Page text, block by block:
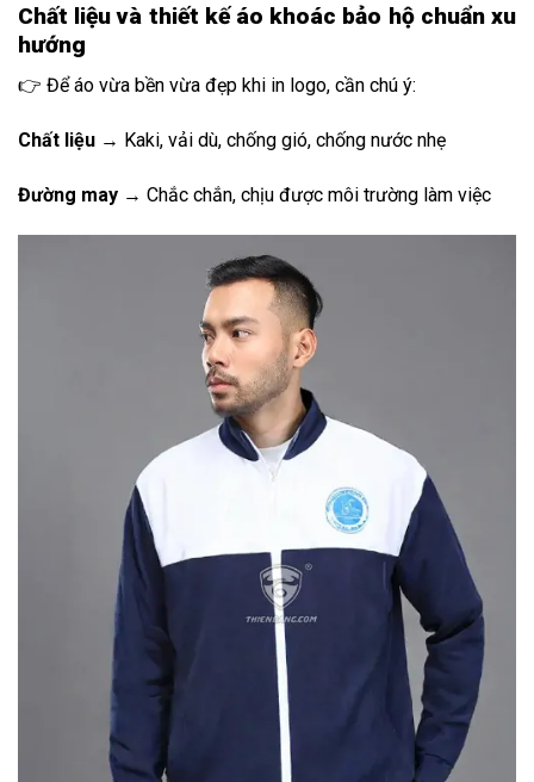
Chất liệu và thiết kế áo khoác bảo hộ chuẩn xu
hướng
👉 Để áo vừa bền vừa đẹp khi in logo, cần chú ý:
Chất liệu → Kaki, vải dù, chống gió, chống nước nhẹ
Đường may → Chắc chắn, chịu được môi trường làm việc